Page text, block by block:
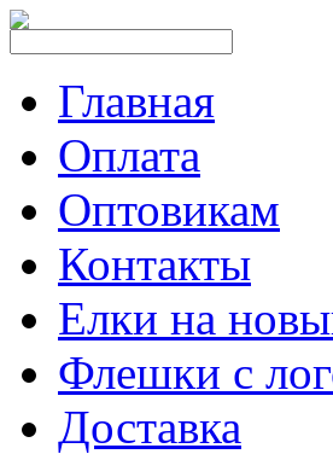
Главная
Оплата
Оптовикам
Контакты
Елки на
Флешки с
Доставка